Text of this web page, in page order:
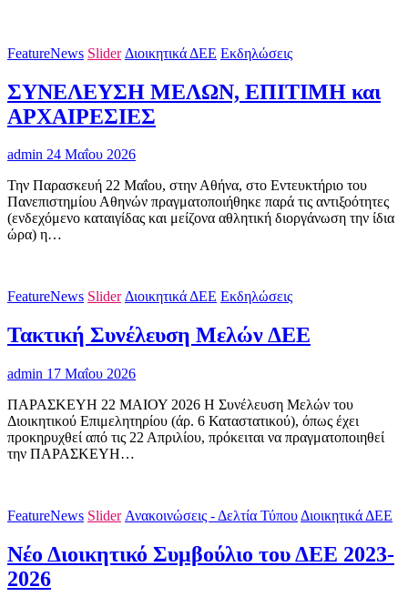
FeatureNews Slider Διοικητικά ΔΕΕ Εκδηλώσεις
ΣΥΝΕΛΕΥΣΗ ΜΕΛΩΝ, ΕΠΙΤΙΜΗ και
ΑΡΧΑΙΡΕΣΙΕΣ
admin 24 Μαΐου 2026
Την Παρασκευή 22 Μαΐου, στην Αθήνα, στο Εντευκτήριο του
Πανεπιστημίου Αθηνών πραγματοποιήθηκε παρά τις αντιξοότητες
(ενδεχόμενο καταιγίδας και μείζονα αθλητική διοργάνωση την ίδια
ώρα) η…
FeatureNews Slider Διοικητικά ΔΕΕ Εκδηλώσεις
Τακτική Συνέλευση Μελών ΔΕΕ
admin 17 Μαΐου 2026
ΠΑΡΑΣΚΕΥΗ 22 ΜΑΙΟΥ 2026 Η Συνέλευση Μελών του
Διοικητικού Επιμελητηρίου (άρ. 6 Καταστατικού), όπως έχει
προκηρυχθεί από τις 22 Απριλίου, πρόκειται να πραγματοποιηθεί
την ΠΑΡΑΣΚΕΥΗ…
FeatureNews Slider Ανακοινώσεις - Δελτία Τύπου Διοικητικά ΔΕΕ
Νέο Διοικητικό Συμβούλιο του ΔΕΕ 2023-
2026